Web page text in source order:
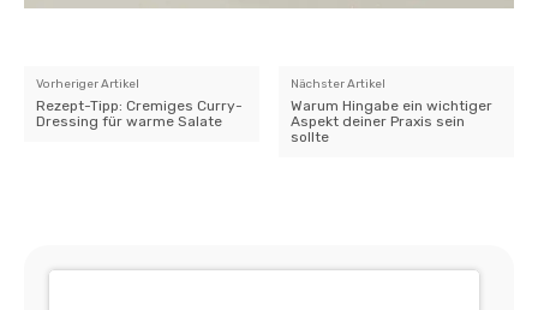
Vorheriger Artikel
Rezept-Tipp: Cremiges Curry-
Dressing für warme Salate
Nächster Artikel
Warum Hingabe ein wichtiger
Aspekt deiner Praxis sein
sollte